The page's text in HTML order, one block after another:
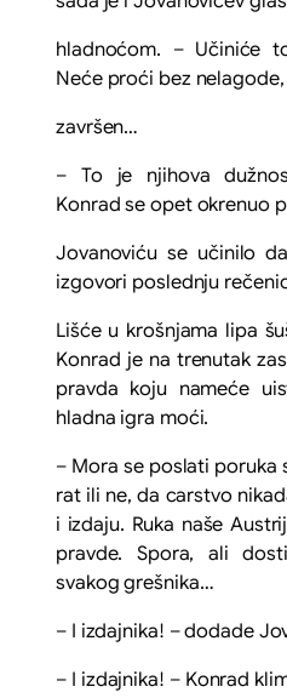
hladnoćom. – Učiniće
Neće proći bez nelagode,
završen…
– To je njihova
Konrad se opet okrenuo
Jovanoviću se učinilo
izgovori poslednju
Lišće u krošnjama lipa
Konrad je na trenutak
pravda koju nameće
hladna igra moći.
– Mora se poslati poruka
rat ili ne, da carstvo
i izdaju. Ruka naše
pravde. Spora, ali
svakog grešnika…
– I izdajnika! – dodade
– I izdajnika! – Konrad